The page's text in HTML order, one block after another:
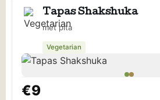
Tapas Shakshuka
met pita
Vegetarian
€9